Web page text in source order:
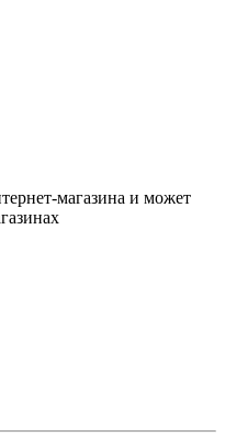
магазина и может